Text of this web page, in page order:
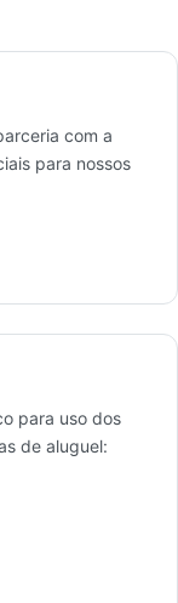
com a
para nossos
para uso dos
de aluguel: